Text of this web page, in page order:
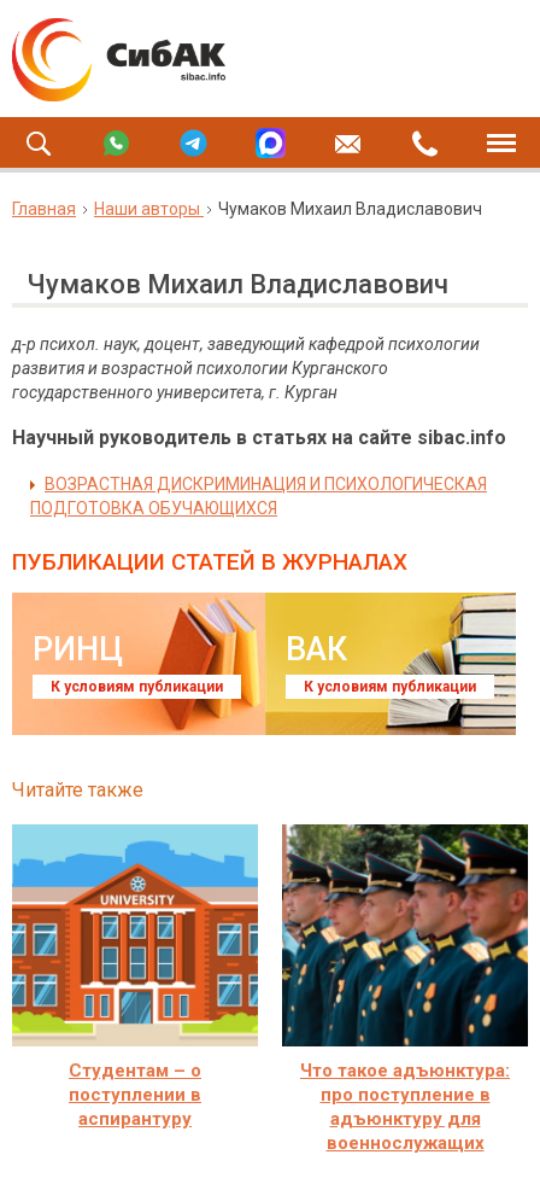
Главная Наши авторы Чумаков Михаил Владиславович
Чумаков Михаил Владиславович
д-р психол. наук, доцент, заведующий кафедрой психологии
развития и возрастной психологии Курганского
государственного университета, г. Курган
Научный руководитель в статьях на сайте sibac.info
ВОЗРАСТНАЯ ДИСКРИМИНАЦИЯ И ПСИХОЛОГИЧЕСКАЯ
ПОДГОТОВКА ОБУЧАЮЩИХСЯ
ПУБЛИКАЦИИ СТАТЕЙ В ЖУРНАЛАХ
РИНЦ
К условиям публикации
ВАК
К условиям публикации
Читайте также
Студентам – о
поступлении в
аспирантуру
Что такое адъюнктура:
про поступление в
адъюнктуру для
военнослужащих